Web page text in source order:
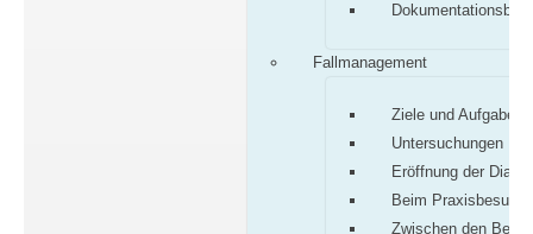
Fallmanagement
Ziele und Aufgaben
Untersuchungen
Eröffnung der
Beim Praxisbesuch
Zwischen den